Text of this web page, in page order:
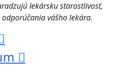
lekársku starostlivosť,
vášho lekára.